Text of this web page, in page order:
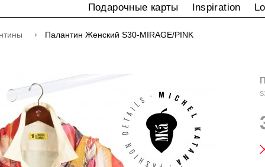
Подарочные карты Inspiration
Палантин Женский S30-MIRAGE/PINK